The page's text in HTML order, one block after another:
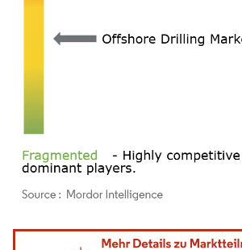
Bild © Mordor Intelligence. Wiederverwendung